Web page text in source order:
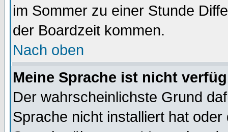
im Sommer zu einer Stunde
der Boardzeit kommen.
Nach oben
Meine Sprache ist nicht
Der wahrscheinlichste Grund
Sprache nicht installiert hat